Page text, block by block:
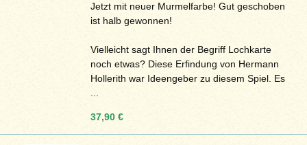
Jetzt mit neuer Murmelfarbe! Gut geschoben
ist halb gewonnen!
Vielleicht sagt Ihnen der Begriff Lochkarte
noch etwas? Diese Erfindung von Hermann
Hollerith war Ideengeber zu diesem Spiel. Es
37,90 €